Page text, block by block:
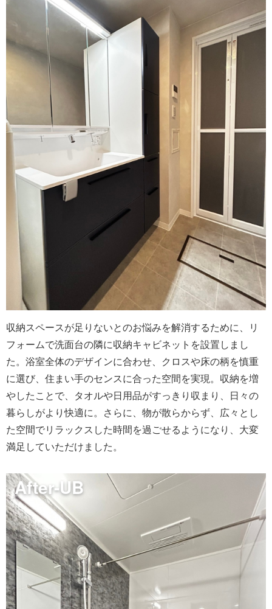
収納スペースが足りないとのお悩みを解消するために、リ
フォームで洗面台の隣に収納キャビネットを設置しまし
た。浴室全体のデザインに合わせ、クロスや床の柄を慎重
に選び、住まい手のセンスに合った空間を実現。収納を増
やしたことで、タオルや日用品がすっきり収まり、日々の
暮らしがより快適に。さらに、物が散らからず、広々とし
た空間でリラックスした時間を過ごせるようになり、大変
満足していただけました。
After-UB